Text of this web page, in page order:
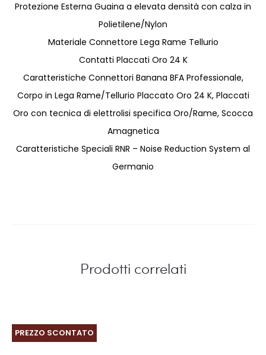
Protezione Esterna Guaina a elevata densità con calza in
Polietilene/Nylon
Materiale Connettore Lega Rame Tellurio
Contatti Placcati Oro 24 K
Caratteristiche Connettori Banana BFA Professionale,
Corpo in Lega Rame/Tellurio Placcato Oro 24 K, Placcati
Oro con tecnica di elettrolisi specifica Oro/Rame, Scocca
Amagnetica
Caratteristiche Speciali RNR – Noise Reduction System al
Germanio
Prodotti correlati
PREZZO SCONTATO